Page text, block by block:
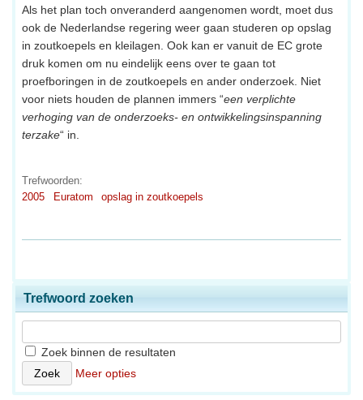
Als het plan toch onveranderd aangenomen wordt, moet dus
ook de Nederlandse regering weer gaan studeren op opslag
in zoutkoepels en kleilagen. Ook kan er vanuit de EC grote
druk komen om nu eindelijk eens over te gaan tot
proefboringen in de zoutkoepels en ander onderzoek. Niet
voor niets houden de plannen immers “een verplichte
verhoging van de onderzoeks- en ontwikkelingsinspanning
terzake“ in.
Trefwoorden:
2005
Euratom opslag in zoutkoepels
Trefwoord zoeken
Zoek binnen de resultaten
Meer opties